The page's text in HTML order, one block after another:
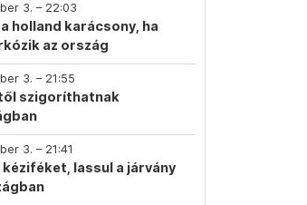
3. – 22:03
holland karácsony, ha
az ország
3. – 21:55
szigoríthatnak
3. – 21:41
kéziféket, lassul a járvány